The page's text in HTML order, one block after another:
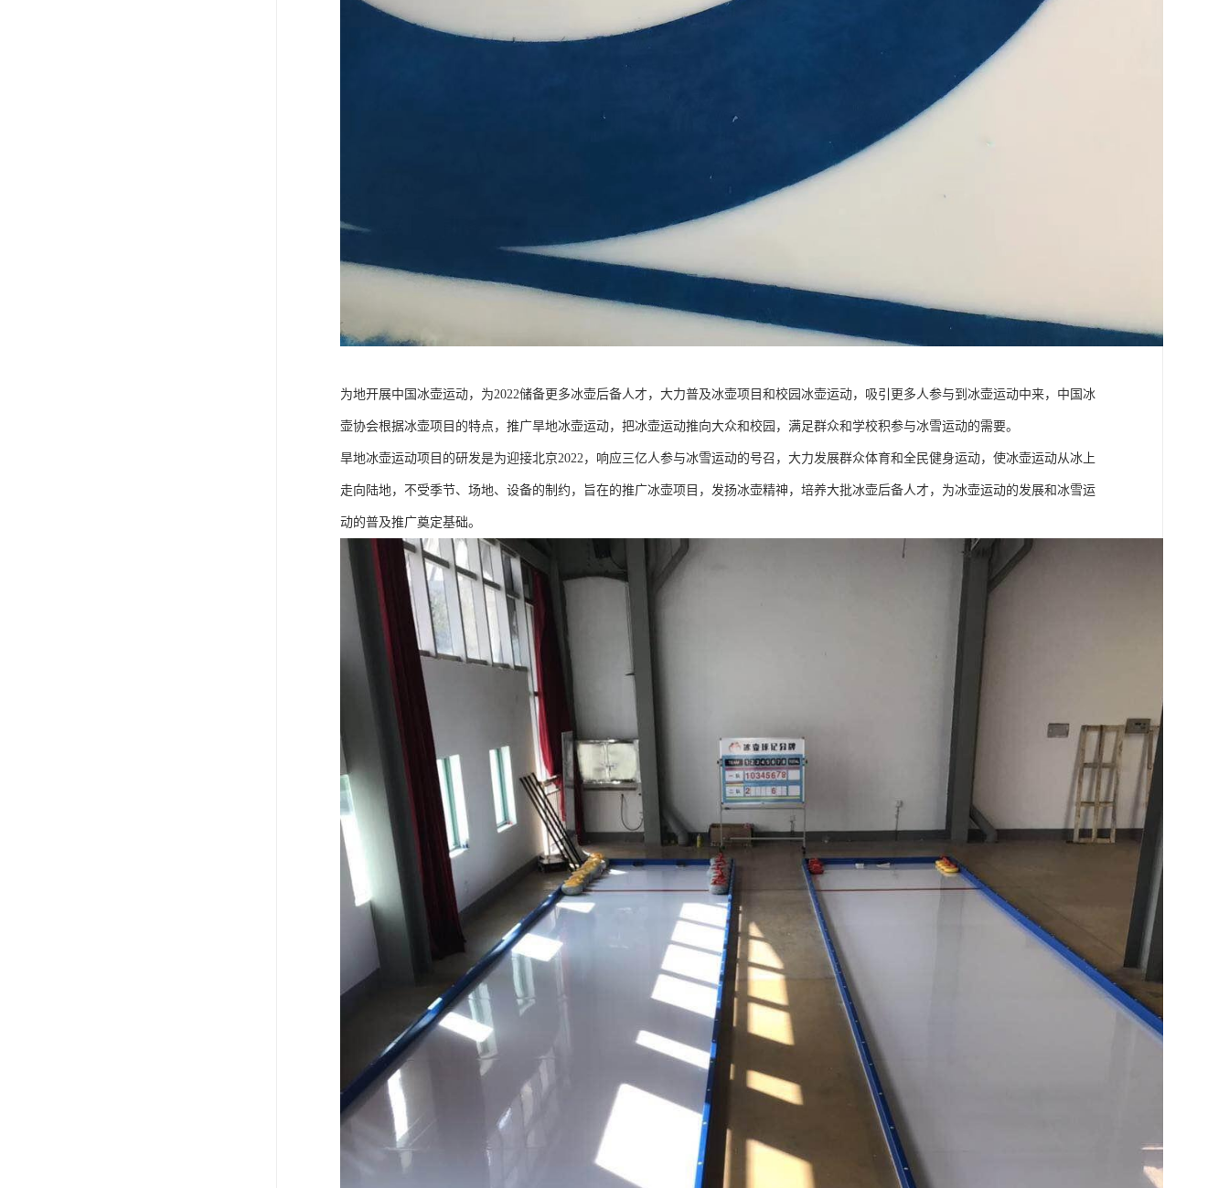
为地开展中国冰壶运动，为2022储备更多冰壶后备人才，大力普及冰壶项目和校园冰壶运动，吸引更多人参与到冰壶运动中来，中国冰
壶协会根据冰壶项目的特点，推广旱地冰壶运动，把冰壶运动推向大众和校园，满足群众和学校积参与冰雪运动的需要。
旱地冰壶运动项目的研发是为迎接北京2022，响应三亿人参与冰雪运动的号召，大力发展群众体育和全民健身运动，使冰壶运动从冰上
走向陆地，不受季节、场地、设备的制约，旨在的推广冰壶项目，发扬冰壶精神，培养大批冰壶后备人才，为冰壶运动的发展和冰雪运
动的普及推广奠定基础。